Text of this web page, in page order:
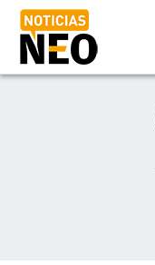
Pasar
contenido
principal